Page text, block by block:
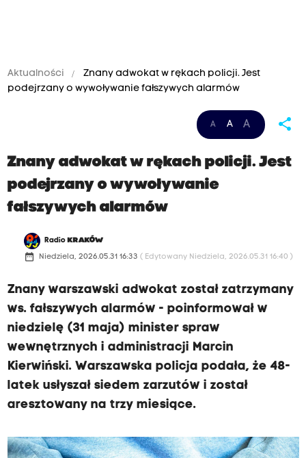
Aktualności
Znany adwokat w rękach policji. Jest
podejrzany o wywoływanie fałszywych alarmów
A A A share
Znany adwokat w rękach policji. Jest
podejrzany o wywoływanie
fałszywych alarmów
Radio KRAKÓW
date_range Niedziela, 2026.05.31 16:33 ( Edytowany Niedziela, 2026.05.31 16:40 )
Znany warszawski adwokat został zatrzymany
ws. fałszywych alarmów - poinformował w
niedzielę (31 maja) minister spraw
wewnętrznych i administracji Marcin
Kierwiński. Warszawska policja podała, że 48-
latek usłyszał siedem zarzutów i został
aresztowany na trzy miesiące.